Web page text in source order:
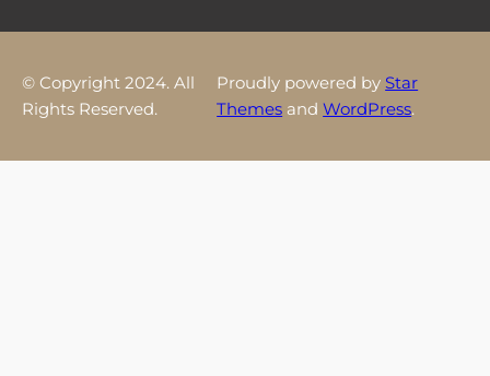
© Copyright 2024. All
Rights Reserved.
Proudly powered by Star
Themes andWordPress.